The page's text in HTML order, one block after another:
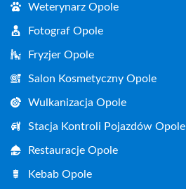
Weterynarz Opole
Fotograf Opole
Fryzjer Opole
Salon Kosmetyczny Opole
Wulkanizacja Opole
Stacja Kontroli Pojazdów Opole
Restauracje Opole
Kebab Opole